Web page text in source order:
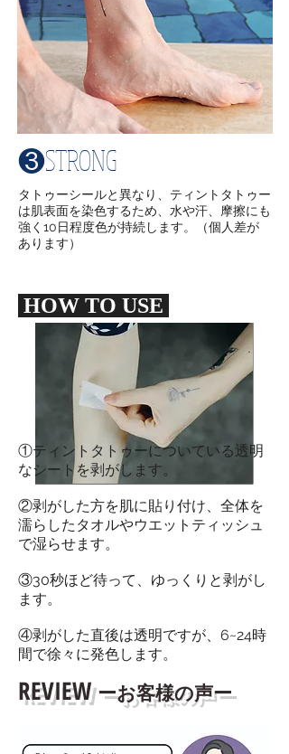
❸STRONG
タトゥーシールと異なり、ティントタトゥー
は肌表面を染色するため、水や汗、摩擦にも
強く10日程度色が持続します。（個人差が
あります）
HOW TO USE
①ティントタトゥーについている透明
なシートを剥がします。
②剥がした方を肌に貼り付け、全体を
濡らしたタオルやウエットティッシュ
で湿らせます。
③30秒ほど待って、ゆっくりと剥がし
ます。
④剥がした直後は透明ですが、6~24時
間で徐々に発色します。​
REVIEWーお客様の声ー